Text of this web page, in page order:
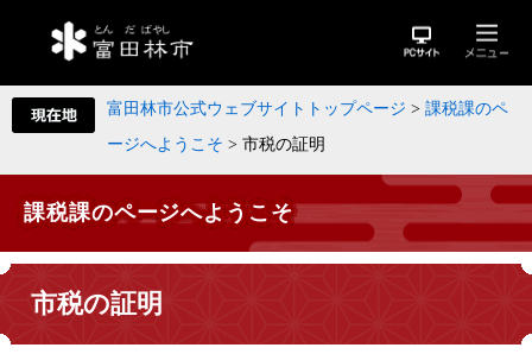
富田林市公式ウェブサイトトップページ > 課税課のペ
ージへようこそ > 市税の証明
課税課のページへようこそ
市税の証明